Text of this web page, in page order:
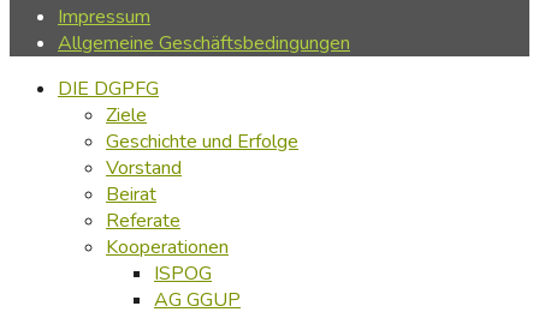
Impressum
Allgemeine Geschäftsbedingungen
DIE DGPFG
Ziele
Geschichte und Erfolge
Vorstand
Beirat
Referate
Kooperationen
ISPOG
AG GGUP